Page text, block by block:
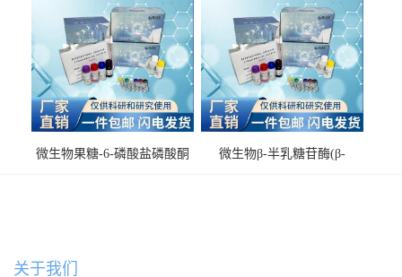
微生物果糖-6-磷酸盐磷酸酮
微生物β-半乳糖苷酶(β-
关于我们